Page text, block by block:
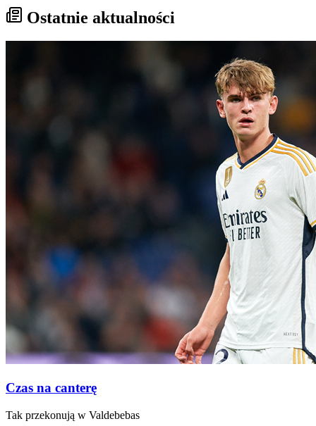
Ostatnie aktualności
Czas na canterę
Tak przekonują w Valdebebas